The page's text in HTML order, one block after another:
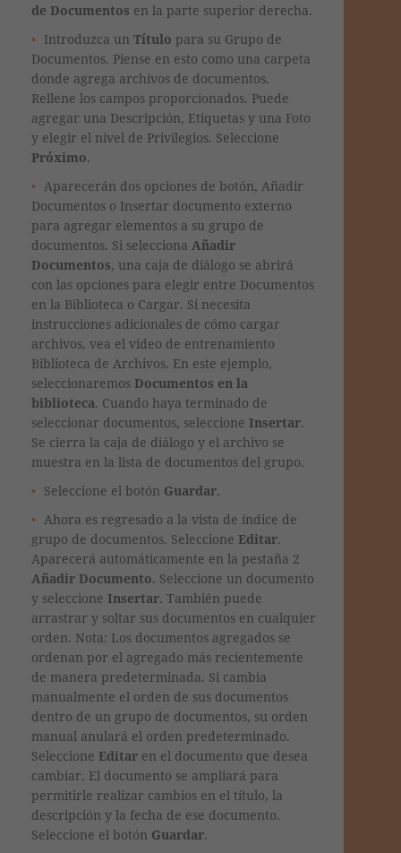
de Documentos en la parte superior derecha.
Introduzca un Título para su Grupo de
Documentos. Piense en esto como una carpeta
donde agrega archivos de documentos.
Rellene los campos proporcionados. Puede
agregar una Descripción, Etiquetas y una Foto
y elegir el nivel de Privilegios. Seleccione
Próximo.
Aparecerán dos opciones de botón, Añadir
Documentos o Insertar documento externo
para agregar elementos a su grupo de
documentos. Si selecciona Añadir
Documentos, una caja de diálogo se abrirá
con las opciones para elegir entre Documentos
en la Biblioteca o Cargar. Si necesita
instrucciones adicionales de cómo cargar
archivos, vea el video de entrenamiento
Biblioteca de Archivos. En este ejemplo,
seleccionaremos Documentos en la
biblioteca. Cuando haya terminado de
seleccionar documentos, seleccione Insertar.
Se cierra la caja de diálogo y el archivo se
muestra en la lista de documentos del grupo.
Seleccione el botón Guardar.
Ahora es regresado a la vista de índice de
grupo de documentos. Seleccione Editar.
Aparecerá automáticamente en la pestaña 2
Añadir Documento. Seleccione un documento
y seleccione Insertar. También puede
arrastrar y soltar sus documentos en cualquier
orden. Nota: Los documentos agregados se
ordenan por el agregado más recientemente
de manera predeterminada. Si cambia
manualmente el orden de sus documentos
dentro de un grupo de documentos, su orden
manual anulará el orden predeterminado.
Seleccione Editar en el documento que desea
cambiar. El documento se ampliará para
permitirle realizar cambios en el título, la
descripción y la fecha de ese documento.
Seleccione el botón Guardar.